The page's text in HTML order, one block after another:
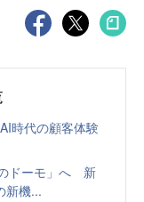
時代の顧客体験
のドーモ」へ 新
新機...